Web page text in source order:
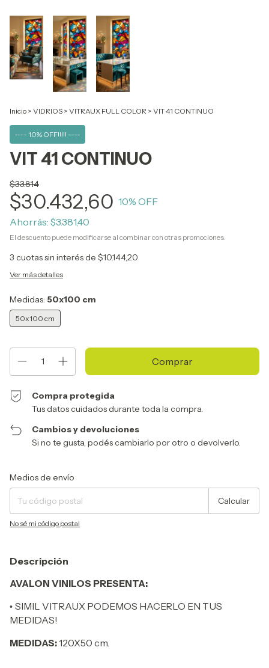
Inicio > VIDRIOS > VITRAUX FULL COLOR > VIT 41 CONTINUO
---- 10% OFF!!!!! ----
VIT 41 CONTINUO
$33.814
$30.432,60 10% OFF
Ahorrás: $3.381,40
El descuento puede modificarse al combinar con otras promociones.
3 cuotas sin interés de $10.144,20
Ver más detalles
Medidas: 50x100 cm
50x100 cm
Compra protegida
Tus datos cuidados durante toda la compra.
Cambios y devoluciones
Si no te gusta, podés cambiarlo por otro o devolverlo.
Entregas para el CP:
Medios de envío
Calcular
No sé mi código postal
Descripción
AVALON VINILOS PRESENTA:
• SIMIL VITRAUX PODEMOS HACERLO EN TUS
MEDIDAS!
MEDIDAS:120X50 cm.